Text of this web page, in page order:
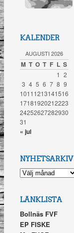
KALENDER
AUGUSTI 2026
M T O T F L S
1 2
3 4 5 6 7 8 9
10111213141516
17181920212223
24252627282930
31
« jul
NYHETSARKIV
NYHETSARKIV
LÄNKLISTA
Bollnäs FVF
EP FISKE